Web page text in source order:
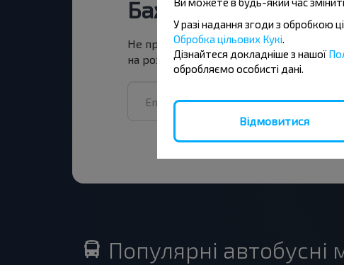
Бажаєте
Не пропусти акції, знижки та
на розсилку та подорожуй з нами
Популярні
У разі надання згоди з обробкою
Обробка цільових Кукі.
Дізнайтеся докладніше з нашої
обробляємо особисті дані.
Відмовитися